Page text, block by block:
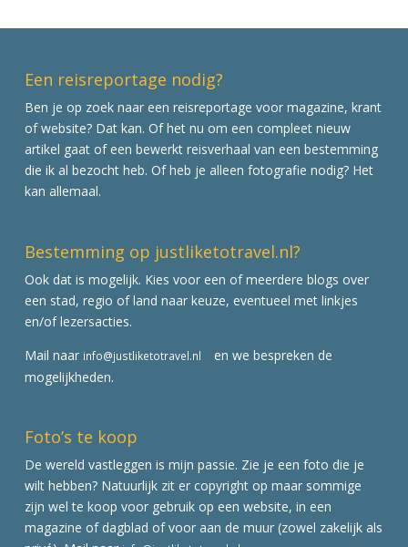
Een reisreportage nodig?
Ben je op zoek naar een reisreportage voor magazine, krant
of website? Dat kan. Of het nu om een compleet nieuw
artikel gaat of een bewerkt reisverhaal van een bestemming
die ik al bezocht heb. Of heb je alleen fotografie nodig? Het
kan allemaal.
Bestemming op justliketotravel.nl?
Ook dat is mogelijk. Kies voor een of meerdere blogs over
een stad, regio of land naar keuze, eventueel met linkjes
en/of lezersacties.
Mail naar info@justliketotravel.nl
en we bespreken de
mogelijkheden.
Foto’s te koop
De wereld vastleggen is mijn passie. Zie je een foto die je
wilt hebben? Natuurlijk zit er copyright op maar sommige
zijn wel te koop voor gebruik op een website, in een
magazine of dagblad of voor aan de muur (zowel zakelijk als